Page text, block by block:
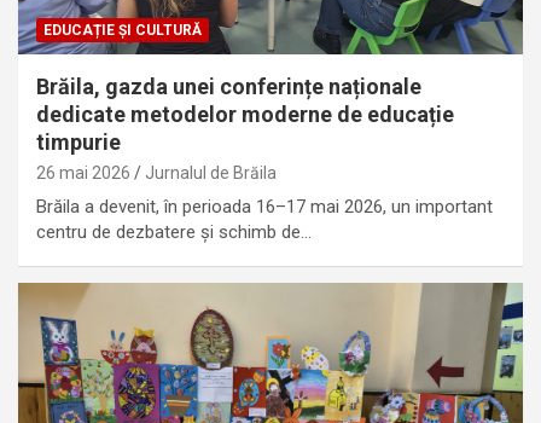
EDUCAȚIE ȘI CULTURĂ
Brăila, gazda unei conferințe naționale
dedicate metodelor moderne de educație
timpurie
26 mai 2026 Jurnalul de Brăila
Brăila a devenit, în perioada 16–17 mai 2026, un important
centru de dezbatere și schimb de…